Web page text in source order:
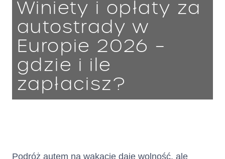
Winiety i opłaty za
autostrady w
Europie 2026 –
gdzie i ile
zapłacisz?
Podróż autem na wakacje daje wolność, ale